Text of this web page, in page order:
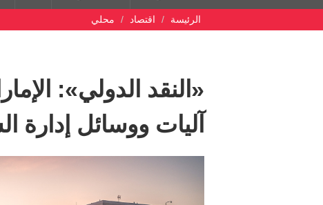
الرئيسة اقتصاد محلي
«النقد الدولي»:
آليات ووسائل إدارة